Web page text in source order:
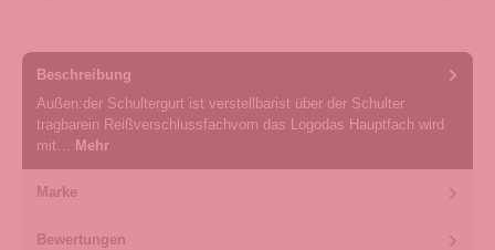
Beschreibung
Außen:der Schultergurt ist verstellbarist über der Schulter
tragbarein Reißverschlussfachvorn das Logodas Hauptfach wird
mit… Mehr
Marke
Bewertungen